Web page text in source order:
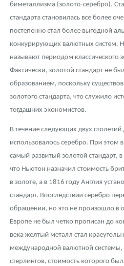
биметаллизма (золото-серебро).
стандарта становилась все более
постепенно стал более выгодной
конкурирующих валютных систем.
называют периодом классического
Фактически, золотой стандарт не
образованием, поскольку
золотого стандарта, что служило
тогдашних экономистов.
В течение следующих двух
использовалось серебро. При этом
самый развитый золотой стандарт,
что Ньютон назначил стоимость
в золоте, а в 1816 году Англия
стандарт. Впоследствии серебро
обращении, но это не произошло в
Европе не был четко прописан до
века желтый металл стал
международной валютной системы,
стерлингов, стоимость которого